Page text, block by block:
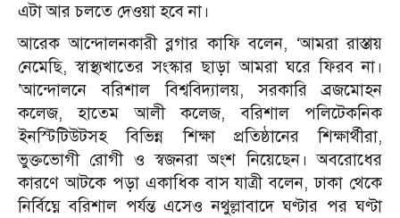
এটা আর চলতে দেওয়া হবে না।
আরেক আন্দোলনকারী ব্লগার কাফি বলেন, ‘আমরা রাস্তায়
নেমেছি, স্বাস্থ্যখাতের সংস্কার ছাড়া আমরা ঘরে ফিরব না।
’আন্দোলনে বরিশাল বিশ্ববিদ্যালয়, সরকারি ব্রজমোহন
কলেজ, হাতেম আলী কলেজ, বরিশাল পলিটেকনিক
ইনস্টিটিউটসহ বিভিন্ন শিক্ষা প্রতিষ্ঠানের শিক্ষার্থীরা,
ভুক্তভোগী রোগী ও স্বজনরা অংশ নিয়েছেন।অবরোধের
কারণে আটকে পড়া একাধিক বাস যাত্রী বলেন, ঢাকা থেকে
নির্বিঘ্নে বরিশাল পর্যন্ত এসেও নথুল্লাবাদে ঘণ্টার পর ঘণ্টা